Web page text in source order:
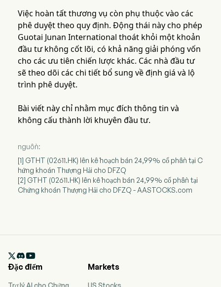
Việc hoàn tất thương vụ còn phụ thuộc vào các
phê duyệt theo quy định. Động thái này cho phép
Guotai Junan International thoát khỏi một khoản
đầu tư không cốt lõi, có khả năng giải phóng vốn
cho các ưu tiên chiến lược khác. Các nhà đầu tư
sẽ theo dõi các chi tiết bổ sung về định giá và lộ
trình phê duyệt.
Bài viết này chỉ nhằm mục đích thông tin và
không cấu thành lời khuyên đầu tư.
nguồn:
[1] GTHT (02611.HK) lên kế hoạch bán 24,99% cổ phần tại C
hứng khoán Thượng Hải cho DFZQ
[2] GTHT (02611.HK) lên kế hoạch bán 24,99% cổ phần tại
Chứng khoán Thượng Hải cho DFZQ - AASTOCKS.com

Đặc điểm
Trợ lý AI cho Chứng
Markets
US Stocks